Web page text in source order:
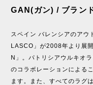
GAN(ガン) / ブラン
スペイン バレンシアのアウ
LASCO」が2008年より展
N」。パトリシアウルキオ
のコラボレーションによる
ます。また、すべてのラグ